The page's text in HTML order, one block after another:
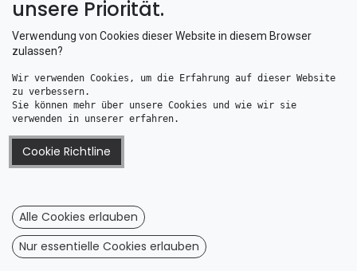
Information
unsere Priorität.
Verwendung von Cookies dieser Website in diesem Browser
zulassen?
Wir verwenden Cookies, um die Erfahrung auf dieser Website
zu verbessern.
Sie können mehr über unsere Cookies und wie wir sie
verwenden in unserer erfahren.
Cookie Richtline
Alle Cookies erlauben
Nur essentielle Cookies erlauben